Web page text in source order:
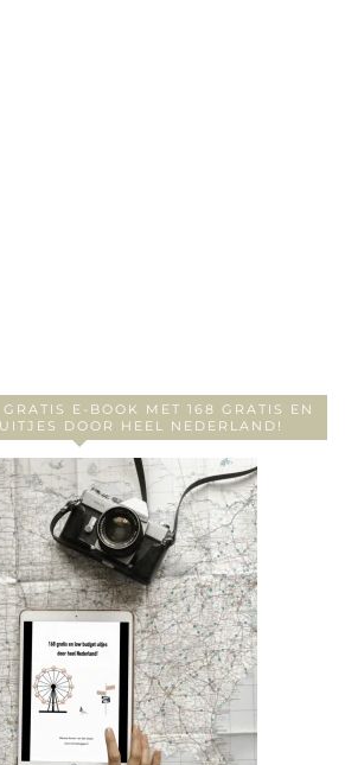
E-BOOK MET 168 GRATIS EN
DOOR HEEL NEDERLAND!